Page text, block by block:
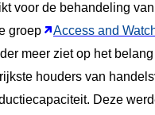
voor de behandeling
groep
Access and
meer ziet op het
houders van
Deze